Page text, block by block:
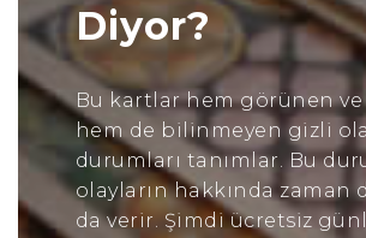
Diyor?
Bu kartlar hem görünen
hem de bilinmeyen gizli
durumları tanımlar. Bu
olayların hakkında zaman
da verir. Şimdi ücretsiz